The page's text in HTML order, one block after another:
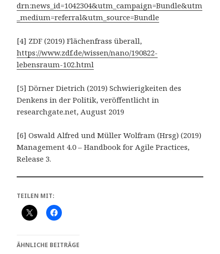
drn:news_id=1042304&utm_campaign=Bundle&utm
_medium=referral&utm_source=Bundle
[4] ZDF (2019) Flächenfrass überall,
https://www.zdf.de/wissen/nano/190822-
lebensraum-102.html
[5] Dörner Dietrich (2019) Schwierigkeiten des
Denkens in der Politik, veröffentlicht in
researchgate.net, August 2019
[6] Oswald Alfred und Müller Wolfram (Hrsg) (2019)
Management 4.0 – Handbook for Agile Practices,
Release 3.
TEILEN MIT:
ÄHNLICHE BEITRÄGE